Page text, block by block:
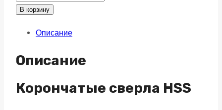
Co
сверло
51x80,
В корзину
Описание
Описание
Корончатые сверла HSS